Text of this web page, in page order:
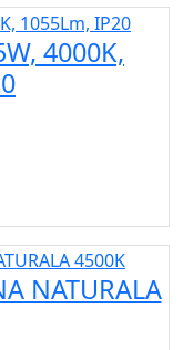
4000K,
NATURALA